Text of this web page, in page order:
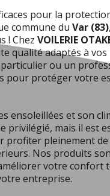
pour la
commune du Var (83)
! Chez VOILERIE
qualité adaptés à vos
ou un
pour protéger votre
ensoleillées et son
privilégié, mais il est
profiter pleinement
Nos produits
votre confort
entreprise.